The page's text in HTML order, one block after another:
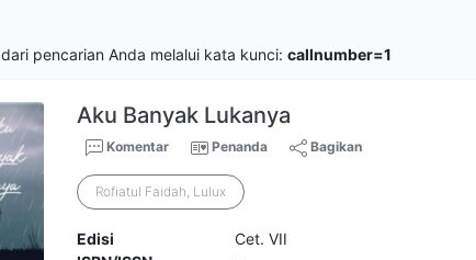
dari pencarian Anda melalui kata kunci: callnumber=1
Aku Banyak Lukanya
Komentar Penanda Bagikan
Rofiatul Faidah, Lulux
Edisi
Cet. VII